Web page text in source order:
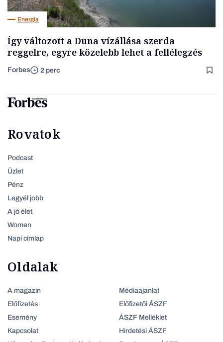
Energia
Így változott a Duna vízállása szerda
reggelre, egyre közelebb lehet a fellélegzés
Forbes 2 perc
Rovatok
Podcast
Üzlet
Pénz
Legyél jobb
A jó élet
Women
Napi címlap
Oldalak
A magazin
Előfizetés
Esemény
Kapcsolat
Médiaajanlat
Előfizetői ÁSZF
ÁSZF Melléklet
Hirdetési ÁSZF